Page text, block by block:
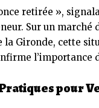
retirée »,
Sur un marché
la Gironde, cette
l’importance
pour